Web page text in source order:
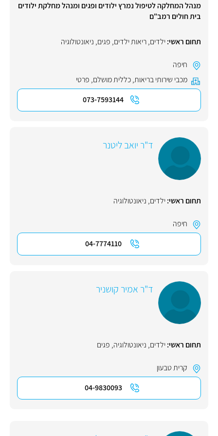
מנהל המחלקה לטיפול נמרץ ילודים ופגים ומנהל מחלקת ילודים
בית חולים רמב"ם
תחום ראשי:ילדים,ריאות ילדים, פגים, ניאונטולוגיה
חיפה
מכבי שירותי בריאות,כללית מושלם, פרטי
073-7593144
ד"ר יואב ליטנר
תחום ראשי:ילדים, ניאונטולוגיה
חיפה
04-7774110
ד"ר אמיר קושניר
תחום ראשי:ילדים, ניאונטולוגיה, פגים
קרית טבעון
04-9830093